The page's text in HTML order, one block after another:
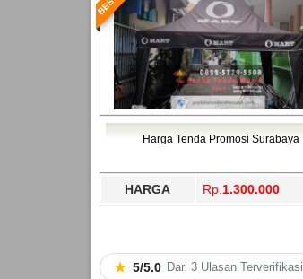
Harga Tenda Promosi Surabaya
HARGA Rp. 1.300.000
★ 5/5.0 Dari 3 Ulasan Terverifikasi